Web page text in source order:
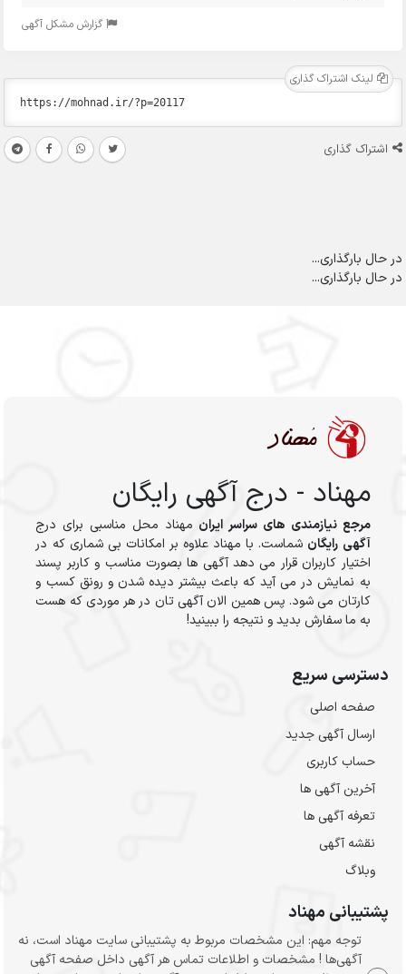
گزارش مشکل آگهی
لینک اشتراک گذاری
اشتراک گذاری
در حال بارگذاری...
در حال بارگذاری...
مهناد - درج آگهی رایگان
مرجع نیازمندی های سراسر ایران مهناد محل مناسبی برای درج
آگهی رایگان شماست. با مهناد علاوه بر امکانات بی شماری که در
اختیار کاربران قرار می دهد آگهی ها بصورت مناسب و کاربر پسند
به نمایش در می آید که باعث بیشتر دیده شدن و رونق کسب و
کارتان می شود. پس همین الان آگهی تان در هر موردی که هست
به ما سفارش بدید و نتیجه را ببینید!
دسترسی سریع
صفحه اصلی
ارسال‌ آگهی جدید
حساب کاربری
آخرین آگهی ها
تعرفه آگهی ها
نقشه آگهی
وبلاگ
پشتیبانی مهناد
توجه مهم: این مشخصات مربوط به پشتیبانی سایت مهناد است، نه
آگهی‌ها ! مشخصات و اطلاعات تماس هر آگهی داخل صفحه آگهی